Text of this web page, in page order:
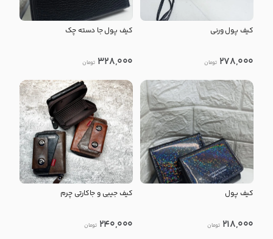
کیف پول ورنی
278,000 تومان
کیف پول جا دسته چک
328,000 تومان
کیف پول
218,000 تومان
کیف جیبی و جاکارتی چرم
240,000 تومان